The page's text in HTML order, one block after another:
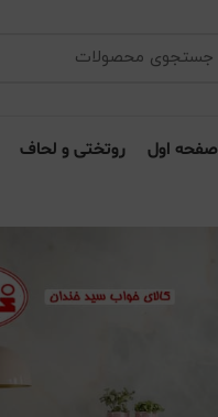
صفحه اول روتختی و لحاف